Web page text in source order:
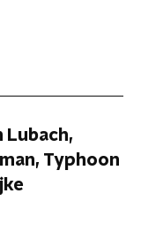
Lubach,
Typhoon